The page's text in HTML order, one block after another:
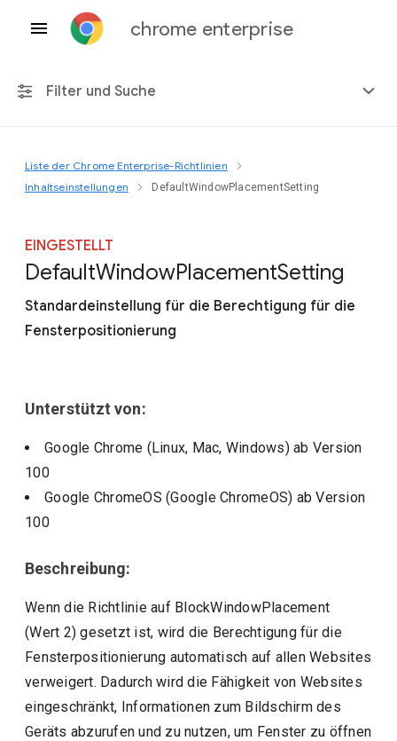
chrome enterprise
Filter und Suche
Alle Plattformen
Einschließlich eingestellter Richtlinien
Liste der Chrome Enterprise-Richtlinien
Inhaltseinstellungen
DefaultWindowPlacementSetting
EINGESTELLT
DefaultWindowPlacementSetting
Standardeinstellung für die Berechtigung für die
Fensterpositionierung
Unterstützt von:
Google Chrome (Linux, Mac, Windows)ab Version
100
Google ChromeOS (Google ChromeOS) ab Version
100
Beschreibung:
Wenn die Richtlinie auf BlockWindowPlacement
(Wert 2) gesetzt ist, wird die Berechtigung für die
Fensterpositionierung automatisch auf allen Websites
verweigert. Dadurch wird die Fähigkeit von Websites
eingeschränkt, Informationen zum Bildschirm des
Geräts abzurufen und zu nutzen, um Fenster zu öffnen